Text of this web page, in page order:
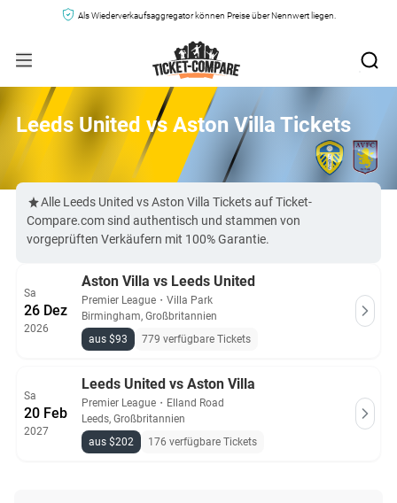
Als Wiederverkaufsaggregator können Preise über Nennwert liegen.
Leeds United vs Aston Villa Tickets
Alle Leeds United vs Aston Villa Tickets auf Ticket-
Compare.com sind authentisch und stammen von
vorgeprüften Verkäufern mit 100% Garantie.
Sa
26 Dez
2026
Aston Villa vs Leeds United
Premier League ・ Villa Park
Birmingham, Großbritannien
aus $93
779 verfügbare Tickets
Sa
20 Feb
2027
Leeds United vs Aston Villa
Premier League ・ Elland Road
Leeds, Großbritannien
aus $202
176 verfügbare Tickets